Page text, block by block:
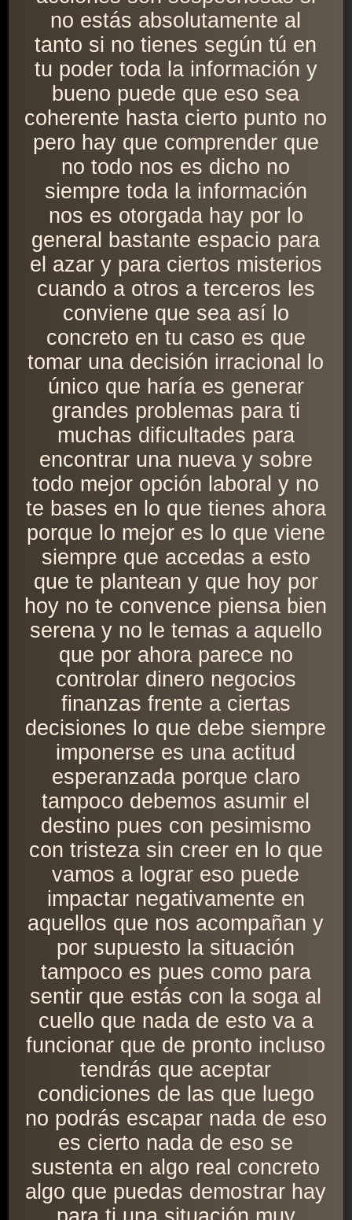
no estás absolutamente al
tanto si no tienes según tú en
tu poder toda la información y
bueno puede que eso sea
coherente hasta cierto punto no
pero hay que comprender que
no todo nos es dicho no
siempre toda la información
nos es otorgada hay por lo
general bastante espacio para
el azar y para ciertos misterios
cuando a otros a terceros les
conviene que sea así lo
concreto en tu caso es que
tomar una decisión irracional lo
único que haría es generar
grandes problemas para ti
muchas dificultades para
encontrar una nueva y sobre
todo mejor opción laboral y no
te bases en lo que tienes ahora
porque lo mejor es lo que viene
siempre que accedas a esto
que te plantean y que hoy por
hoy no te convence piensa bien
serena y no le temas a aquello
que por ahora parece no
controlar dinero negocios
finanzas frente a ciertas
decisiones lo que debe siempre
imponerse es una actitud
esperanzada porque claro
tampoco debemos asumir el
destino pues con pesimismo
con tristeza sin creer en lo que
vamos a lograr eso puede
impactar negativamente en
aquellos que nos acompañan y
por supuesto la situación
tampoco es pues como para
sentir que estás con la soga al
cuello que nada de esto va a
funcionar que de pronto incluso
tendrás que aceptar
condiciones de las que luego
no podrás escapar nada de eso
es cierto nada de eso se
sustenta en algo real concreto
algo que puedas demostrar hay